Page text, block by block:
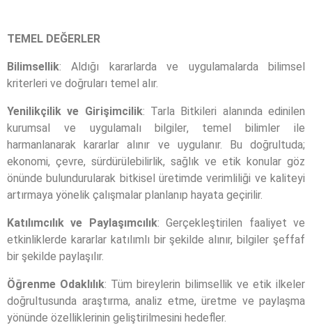
TEMEL DEĞERLER
Bilimsellik: Aldığı kararlarda ve uygulamalarda bilimsel
kriterleri ve doğruları temel alır.
Yenilikçilik ve Girişimcilik: Tarla Bitkileri alanında edinilen
kurumsal ve uygulamalı bilgiler, temel bilimler ile
harmanlanarak kararlar alınır ve uygulanır. Bu doğrultuda;
ekonomi, çevre, sürdürülebilirlik, sağlık ve etik konular göz
önünde bulundurularak bitkisel üretimde verimliliği ve kaliteyi
artırmaya yönelik çalışmalar planlanıp hayata geçirilir.
Katılımcılık ve Paylaşımcılık: Gerçekleştirilen faaliyet ve
etkinliklerde kararlar katılımlı bir şekilde alınır, bilgiler şeffaf
bir şekilde paylaşılır.
Öğrenme Odaklılık: Tüm bireylerin bilimsellik ve etik ilkeler
doğrultusunda araştırma, analiz etme, üretme ve paylaşma
yönünde özelliklerinin geliştirilmesini hedefler.